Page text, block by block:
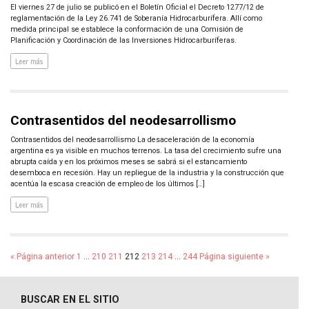
El viernes 27 de julio se publicó en el Boletín Oficial el Decreto 1277/12 de
reglamentación de la Ley 26.741 de Soberanía Hidrocarburífera. Allí como
medida principal se establece la conformación de una Comisión de
Planificación y Coordinación de las Inversiones Hidrocarburíferas.
Leer más
Contrasentidos del neodesarrollismo
Contrasentidos del neodesarrollismo La desaceleración de la economía
argentina es ya visible en muchos terrenos. La tasa del crecimiento sufre una
abrupta caída y en los próximos meses se sabrá si el estancamiento
desemboca en recesión. Hay un repliegue de la industria y la construcción que
acentúa la escasa creación de empleo de los últimos […]
Leer más
« Página anterior 1 … 210 211 212 213 214 … 244 Página siguiente »
BUSCAR EN EL SITIO